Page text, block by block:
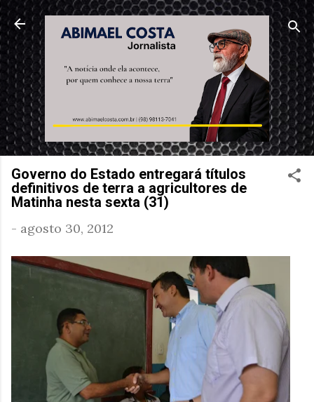
Pular para o conteúdo principal
Governo do Estado entregará títulos
definitivos de terra a agricultores de
Matinha nesta sexta (31)
- agosto 30, 2012